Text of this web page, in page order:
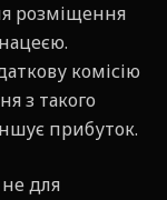
розміщення
комісію
з такого
прибуток.
для